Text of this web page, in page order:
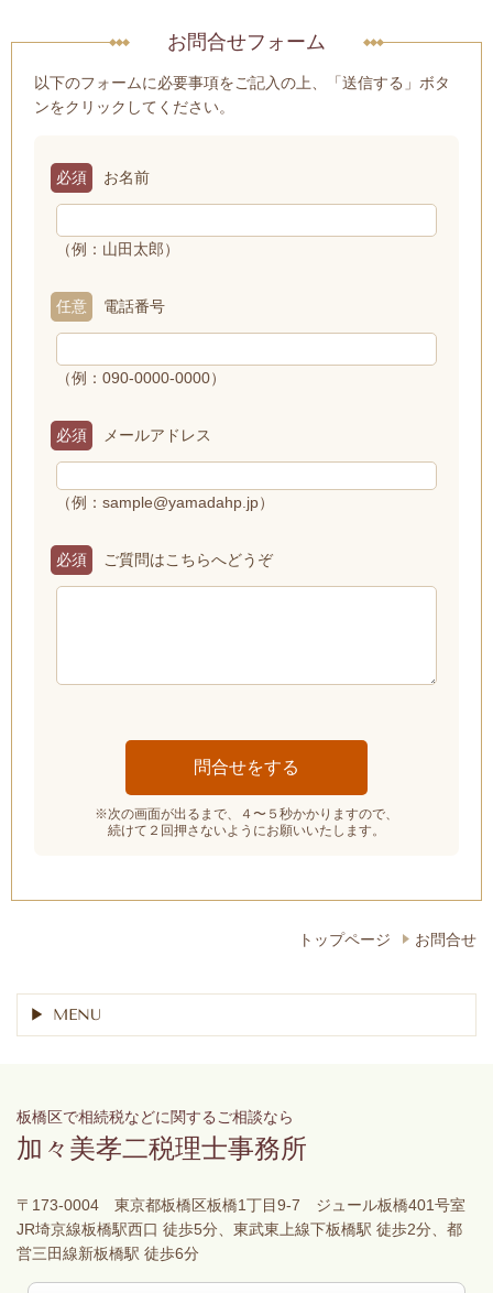
お問合せフォーム
以下のフォームに必要事項をご記入の上、「送信する」ボタ
ンをクリックしてください。
お名前
必須
（例：山田太郎）
電話番号
任意
（例：090-0000-0000）
メールアドレス
必須
（例：sample@yamadahp.jp）
ご質問はこちらへどうぞ
必須
※次の画面が出るまで、４〜５秒かかりますので、
続けて２回押さないようにお願いいたします。
トップページ お問合せ
MENU
板橋区で相続税などに関するご相談なら
加々美孝二税理士事務所
〒173-0004 東京都板橋区板橋1丁目9-7 ジュール板橋401号室
JR埼京線板橋駅西口 徒歩5分、東武東上線下板橋駅 徒歩2分、都
営三田線新板橋駅 徒歩6分